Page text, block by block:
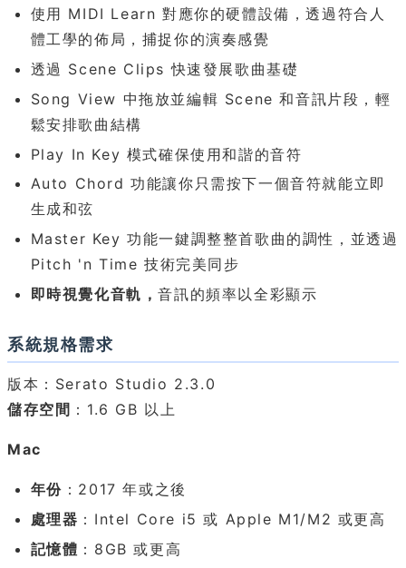
使用 MIDI Learn 對應你的硬體設備，透過符合人
體工學的佈局，捕捉你的演奏感覺
透過 Scene Clips 快速發展歌曲基礎
Song View 中拖放並編輯 Scene 和音訊片段，輕
鬆安排歌曲結構
Play In Key 模式確保使用和諧的音符
Auto Chord 功能讓你只需按下一個音符就能立即
生成和弦
Master Key 功能一鍵調整整首歌曲的調性，並透過
Pitch 'n Time 技術完美同步
即時視覺化音軌，音訊的頻率以全彩顯示
系統規格需求
版本：Serato Studio 2.3.0
儲存空間 ：1.6 GB 以上
Mac
年份 ：2017 年或之後
處理器 ：Intel Core i5 或 Apple M1/M2 或更高
記憶體 ：8GB 或更高